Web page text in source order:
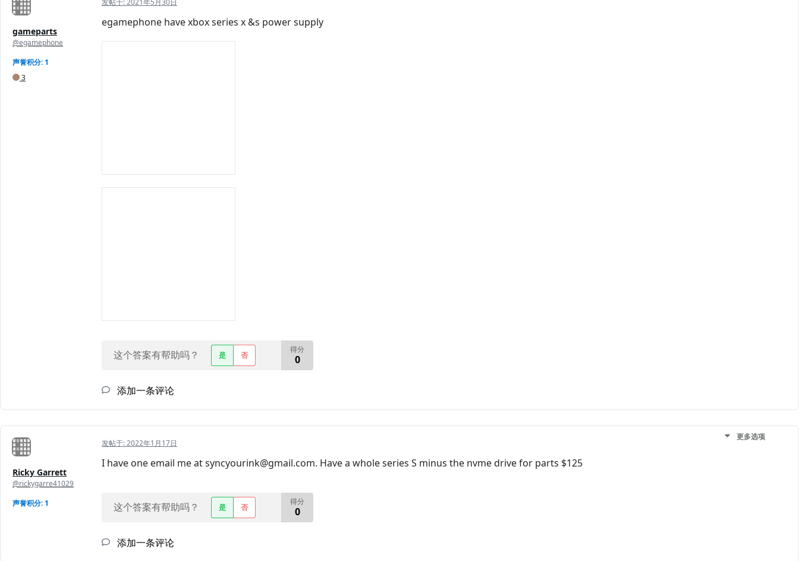
gameparts
@egamephone
声誉积分: 1
3
发帖于:2021年5月30日
egamephone have xbox series x &s power supply
这个答案有帮助吗？ 是 否
得分
0
添加一条评论
Ricky Garrett
@rickygarre41029
声誉积分: 1
发帖于:2022年1月17日
更多选项
I have one email me at syncyourink@gmail.com. Have a whole series S minus the nvme drive for parts $125
这个答案有帮助吗？ 是 否
得分
0
添加一条评论